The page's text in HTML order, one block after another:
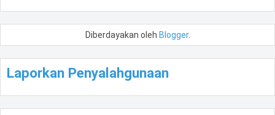
Diberdayakan oleh Blogger.
Laporkan Penyalahgunaan